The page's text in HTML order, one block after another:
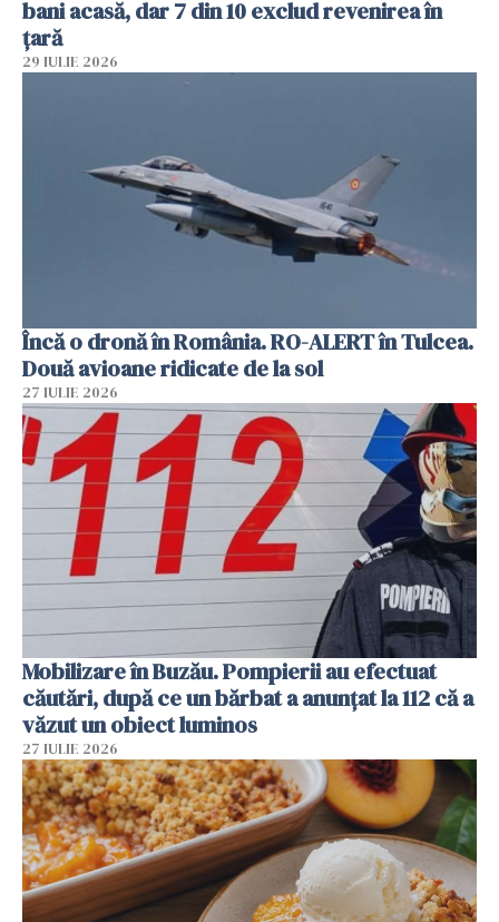
bani acasă, dar 7 din 10 exclud revenirea în
țară
29 IULIE 2026
Încă o dronă în România. RO-ALERT în Tulcea.
Două avioane ridicate de la sol
27 IULIE 2026
Mobilizare în Buzău. Pompierii au efectuat
căutări, după ce un bărbat a anunțat la 112 că a
văzut un obiect luminos
27 IULIE 2026